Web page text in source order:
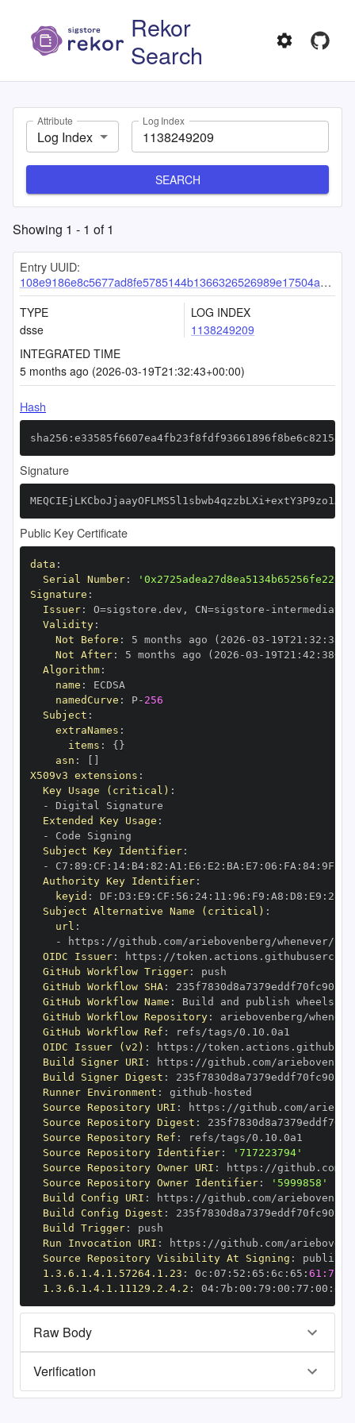
Rekor
Search
Attribute
Log Index
Log Index
SEARCH
Showing 1 - 1 of1
Entry UUID:
108e9186e8c5677ad8fe5785144b1366326526989e17504a47390e0e45f55fd15fd7a2f9fc76147a
TYPE
dsse
LOG INDEX
1138249209
INTEGRATED TIME
5 months ago (2026-03-19T21:32:43+00:00)
Hash
Signature
Public Key Certificate
data :
Serial Number:
Signature :
Issuer: O=sigstore.dev , CN=sigstore -
Validity:
Not Before : 5 months ago (2026 -03 - 19T21 : 32 :
Not After: 5 months ago (2026 -03 - 19T21 : 42 : 38+00
Algorithm:
name :
namedCurve : P- 256
Subject :
extraNames :
items : { }
asn :
X509v3 extensions :
Key Usage (critical) :
-
Extended Key Usage :
-
Subject Key Identifier:
-
C7 : 89 : CF : 14: B4: 82 : A1 : E6 : E2 : BA : E7 : 06 : FA : 84: 9F
Authority Key Identifier:
keyid : DF : D3 : E9 : CF : 56 : 24: 11 : 96 : F9 : A8 : D8 : E9 : 28
Subject Alternative Name (critical) :
url :
-
https :
OIDC Issuer: https :
GitHub Workflow Trigger:
GitHub Workflow SHA:
GitHub Workflow Name :
GitHub Workflow Repository:
GitHub Workflow Ref :
OIDC Issuer (v2) : https :
Build Signer URI : https :
Build Signer Digest :
Runner Environment : github -
Source Repository URI : https :
Source Repository Digest :
Source Repository Ref :
Source Repository Identifier:
'717223794'
Source Repository Owner URI : https :
Source Repository Owner Identifier:
'5999858'
Build Config URI : https :
Build Config Digest :
Build Trigger:
Run Invocation URI : https :
Source Repository Visibility At Signing :
1.3.6.1.4.1.57264.1.23 : 0c : 07 : 52 : 65 : 6c : 65 :
1.3.6.1.4.1.11129.2.4.2 : 04: 7b : 00 : 79 : 00 : 77 : 00 : dd
Raw Body
Verification